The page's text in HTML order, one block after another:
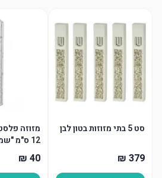
סט 5 בתי מזוזות בטון לבן
מזוזה
12 ס"מ
"ש" כסף